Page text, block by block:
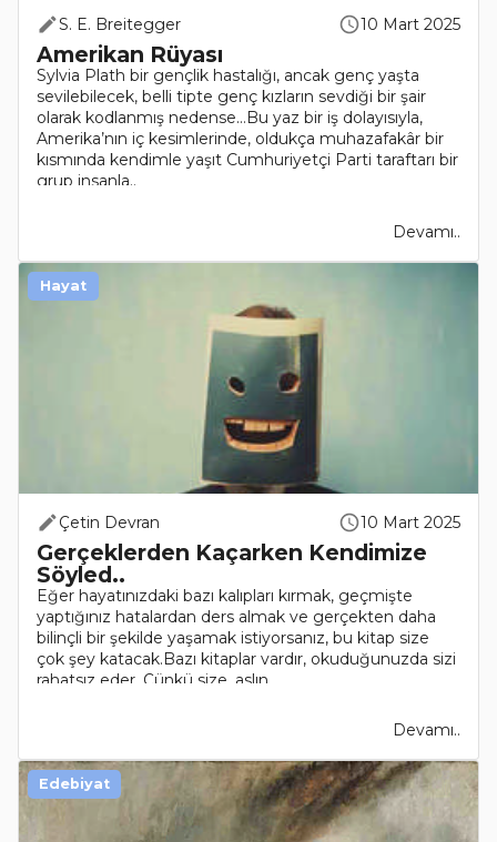
S. E. Breitegger 10 Mart 2025
Amerikan Rüyası
Sylvia Plath bir gençlik hastalığı, ancak genç yaşta
sevilebilecek, belli tipte genç kızların sevdiği bir şair
olarak kodlanmış nedense…Bu yaz bir iş dolayısıyla,
Amerika’nın iç kesimlerinde, oldukça muhazafakâr bir
kısmında kendimle yaşıt Cumhuriyetçi Parti taraftarı bir
grup insanla..
Devamı..
Çetin Devran 10 Mart 2025
Gerçeklerden Kaçarken Kendimize
Söyled..
Eğer hayatınızdaki bazı kalıpları kırmak, geçmişte
yaptığınız hatalardan ders almak ve gerçekten daha
bilinçli bir şekilde yaşamak istiyorsanız, bu kitap size
çok şey katacak.Bazı kitaplar vardır, okuduğunuzda sizi
rahatsız eder. Çünkü size, aslın..
Devamı..
Hayat
Edebiyat